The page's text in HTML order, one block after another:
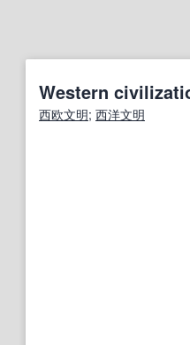
Western
西欧文明; 西洋文明